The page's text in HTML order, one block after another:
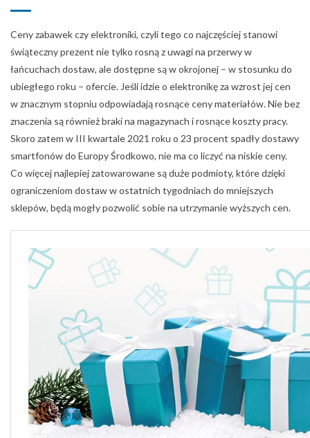
Ceny zabawek czy elektroniki, czyli tego co najczęściej stanowi
świąteczny prezent nie tylko rosną z uwagi na przerwy w
łańcuchach dostaw, ale dostępne są w okrojonej – w stosunku do
ubiegłego roku – ofercie. Jeśli idzie o elektronikę za wzrost jej cen
w znacznym stopniu odpowiadają rosnące ceny materiałów. Nie bez
znaczenia są również braki na magazynach i rosnące koszty pracy.
Skoro zatem w III kwartale 2021 roku o 23 procent spadły dostawy
smartfonów do Europy Środkowo, nie ma co liczyć na niskie ceny.
Co więcej najlepiej zatowarowane są duże podmioty, które dzięki
ograniczeniom dostaw w ostatnich tygodniach do mniejszych
sklepów, będą mogły pozwolić sobie na utrzymanie wyższych cen.